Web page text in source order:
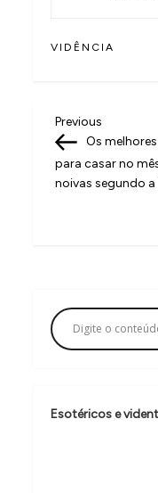
VIDÊNCIA
N
a
v
ç
ã
o
e
Previous
Post
Previous
Os
para casar no
noivas segundo a
Esotéricos e